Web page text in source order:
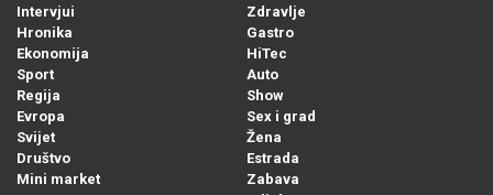
Intervjui
Hronika
Ekonomija
Sport
Regija
Evropa
Svijet
Društvo
Mini market
Zdravlje
Gastro
HiTec
Auto
Show
Sex i grad
Žena
Estrada
Zabava